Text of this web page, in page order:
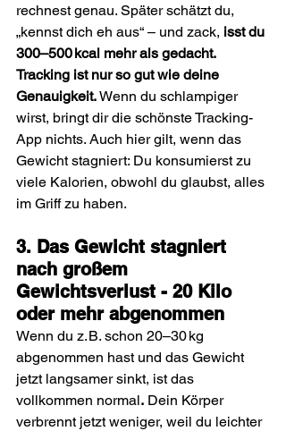
rechnest genau. Später schätzt du,
„kennst dich eh aus“ – und zack, isst du
300–500 kcal mehr als gedacht.
Tracking ist nur so gut wie deine
Genauigkeit. Wenn du schlampiger
wirst, bringt dir die schönste Tracking-
App nichts. Auch hier gilt, wenn das
Gewicht stagniert: Du konsumierst zu
viele Kalorien, obwohl du glaubst, alles
im Griff zu haben.
3. Das Gewicht stagniert
nach großem
Gewichtsverlust - 20 Kilo
oder mehr abgenommen
Wenn du z. B. schon 20–30 kg
abgenommen hast und das Gewicht
jetzt langsamer sinkt, ist das
vollkommen normal. Dein Körper
verbrennt jetzt weniger, weil du leichter